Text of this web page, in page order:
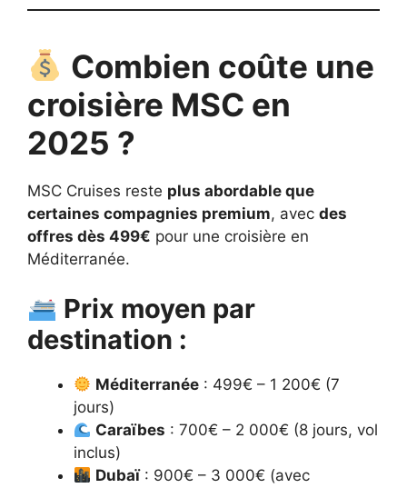
Combien coûte une
croisière MSC en
2025 ?
MSC Cruises reste plus abordable que
certaines compagnies premium, avec des
offres dès 499€ pour une croisière en
Méditerranée.
Prix moyen par
destination :
Méditerranée : 499€ – 1 200€ (7
jours)
Caraïbes : 700€ – 2 000€ (8 jours, vol
inclus)
Dubaï: 900€ – 3 000€ (avec